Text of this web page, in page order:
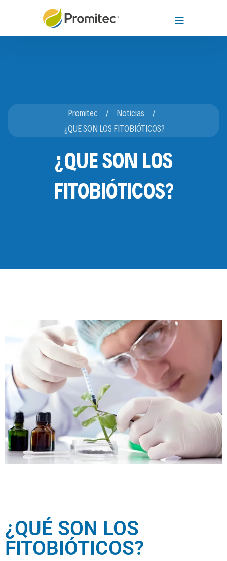
Promitec
Noticias
¿QUE SON LOS FITOBIÓTICOS?
¿QUE SON LOS
FITOBIÓTICOS?
¿QUÉ SON LOS
FITOBIÓTICOS?​